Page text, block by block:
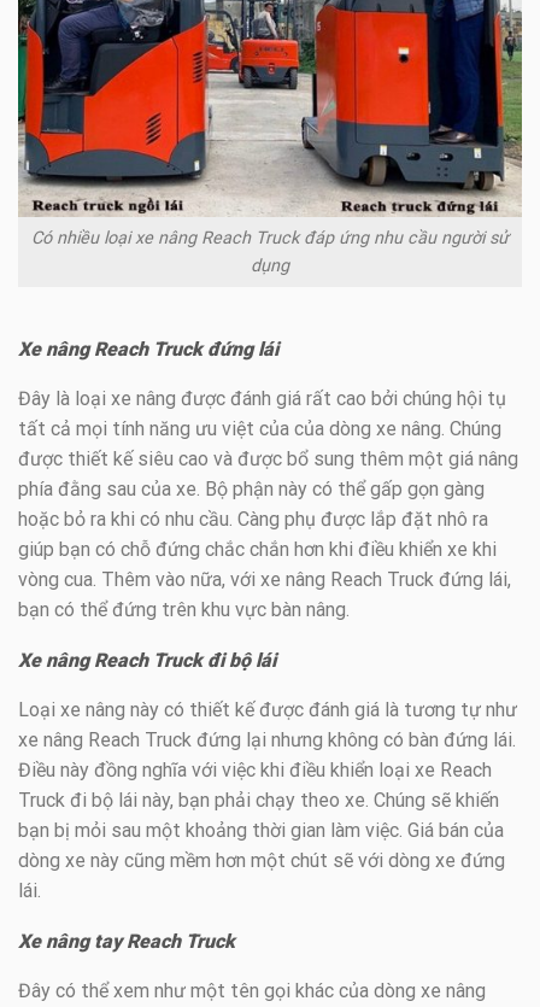
Có nhiều loại xe nâng Reach Truck đáp ứng nhu cầu người sử
dụng
Xe nâng Reach Truck đứng lái
Đây là loại xe nâng được đánh giá rất cao bởi chúng hội tụ
tất cả mọi tính năng ưu việt của của dòng xe nâng. Chúng
được thiết kế siêu cao và được bổ sung thêm một giá nâng
phía đằng sau của xe. Bộ phận này có thể gấp gọn gàng
hoặc bỏ ra khi có nhu cầu. Càng phụ được lắp đặt nhô ra
giúp bạn có chỗ đứng chắc chắn hơn khi điều khiển xe khi
vòng cua. Thêm vào nữa, với xe nâng Reach Truck đứng lái,
bạn có thể đứng trên khu vực bàn nâng.
Xe nâng Reach Truck đi bộ lái
Loại xe nâng này có thiết kế được đánh giá là tương tự như
xe nâng Reach Truck đứng lại nhưng không có bàn đứng lái.
Điều này đồng nghĩa với việc khi điều khiển loại xe Reach
Truck đi bộ lái này, bạn phải chạy theo xe. Chúng sẽ khiến
bạn bị mỏi sau một khoảng thời gian làm việc. Giá bán của
dòng xe này cũng mềm hơn một chút sẽ với dòng xe đứng
lái.
Xe nâng tay Reach Truck
Đây có thể xem như một tên gọi khác của dòng xe nâng